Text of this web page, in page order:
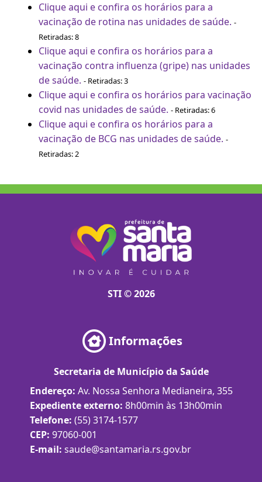
Clique aqui e confira os horários para a
vacinação de rotina nas unidades de saúde. -
Retiradas: 8
Clique aqui e confira os horários para a
vacinação contra influenza (gripe) nas unidades
de saúde. - Retiradas: 3
Clique aqui e confira os horários para vacinação
covid nas unidades de saúde. - Retiradas: 6
Clique aqui e confira os horários para a
vacinação de BCG nas unidades de saúde. -
Retiradas: 2
STI © 2026
Informações
Secretaria de Município da Saúde
Endereço: Av. Nossa Senhora Medianeira, 355
Expediente externo: 8h00min às 13h00min
Telefone: (55) 3174-1577
CEP: 97060-001
E-mail: saude@santamaria.rs.gov.br